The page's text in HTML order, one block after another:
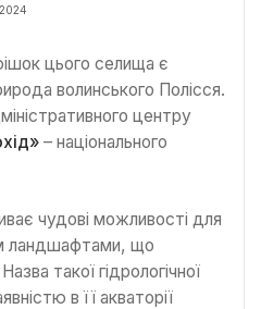
цього селища є
волинського Полісся.
центру
– національного
чудові можливості для
ландшафтами, що
такої гідрологічної
в її акваторії